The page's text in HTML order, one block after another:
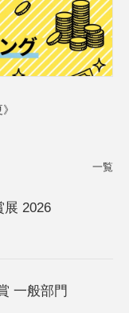
一覧
展 2026
一般部門